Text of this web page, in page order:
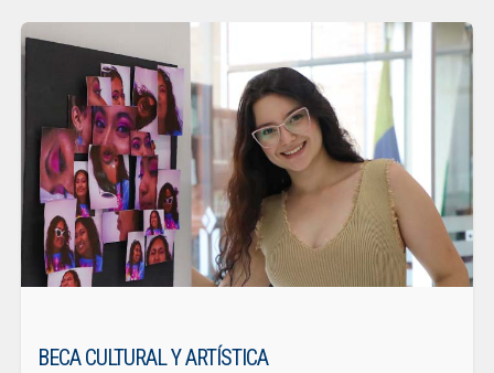
BECA CULTURAL Y ARTÍSTICA